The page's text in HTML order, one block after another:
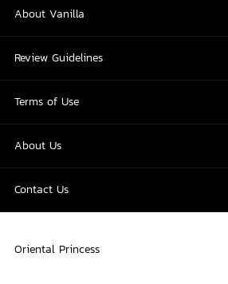
About Vanilla
Review Guidelines
Terms of Use
About Us
Contact Us
Oriental Princess